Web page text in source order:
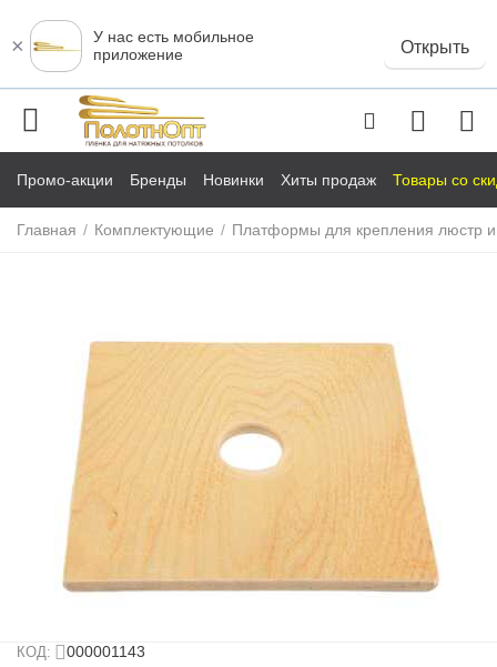
×
У нас есть мобильное
приложение
Открыть
Промо-акции Бренды Новинки Хиты продаж Товары со
Главная / Комплектующие / Платформы для крепления люстр и
КОД: 000001143